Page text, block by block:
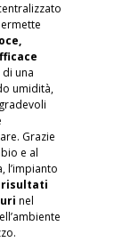
una
umidità,
Grazie
e al
l’impianto
risultati
nel